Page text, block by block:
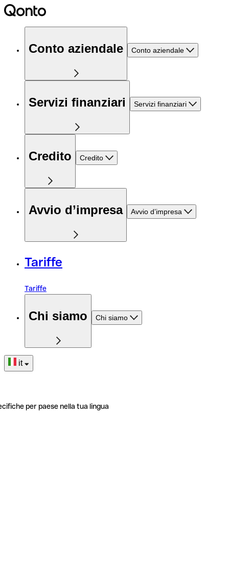
Conto aziendale Conto aziendale
Servizi finanziari Servizi finanziari
Credito Credito
Avvio d’impresa Avvio d’impresa
Tariffe
Tariffe
Chi siamo Chi siamo
it
per paese nella tua lingua